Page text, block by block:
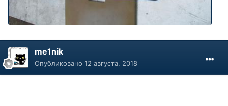
me1nik
Опубликовано 12 августа, 2018